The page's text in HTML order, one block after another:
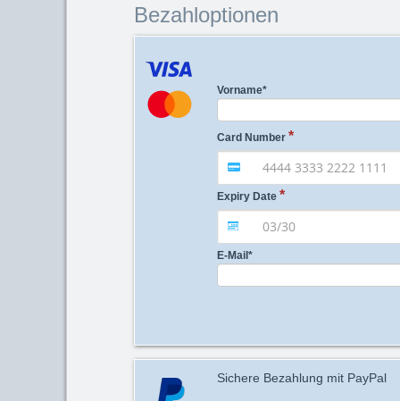
Bezahloptionen
Vorname*
Card Number
Expiry Date
E-Mail*
Sichere Bezahlung mit PayPal